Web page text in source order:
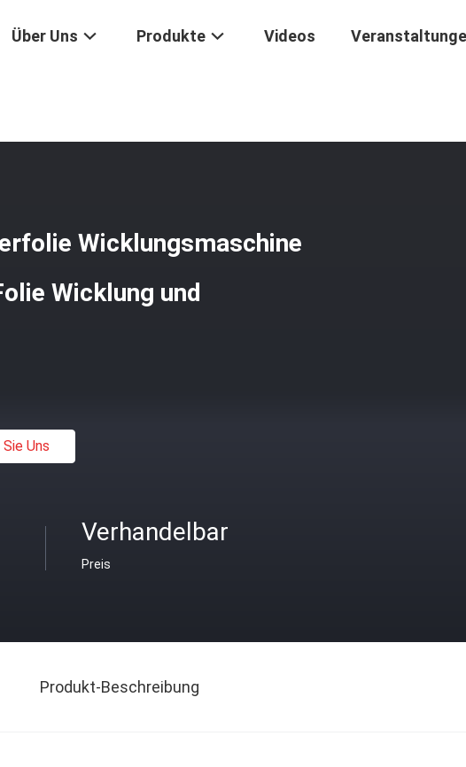
Über Uns Produkte Videos
Wicklungsmaschine
Wicklung und
Uns
Verhandelbar
Preis
Produkt-Beschreibung